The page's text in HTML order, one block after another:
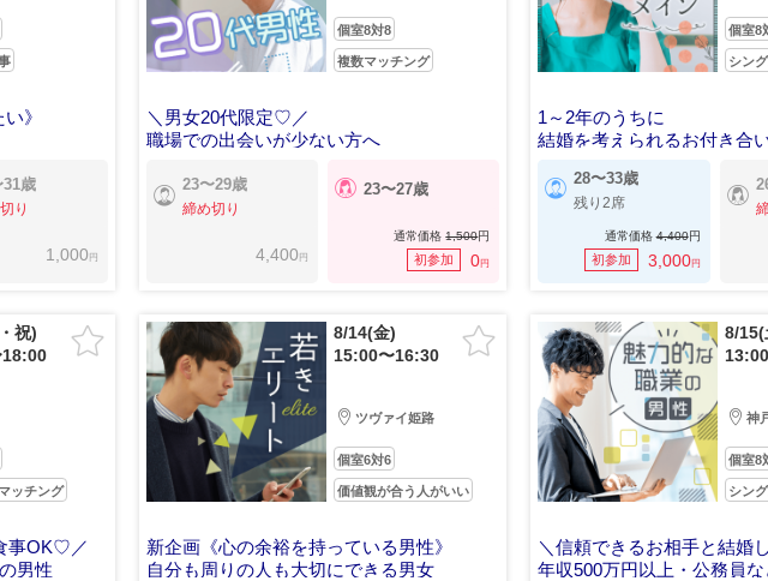
》
31歳
り
1,000 円
個室8対8
複数マッチング
＼男女20代限定♡／
職場での出会いが少ない方へ
23〜29歳
締め切り
4,400 円
23〜27歳
通常価格1,500円
初参加 0円
個室8
シン
1～2年のうちに
結婚を考えられるお付き合
28〜33歳
残り2席
通常価格4,400円
初参加 3,000円
祝)
ッチング
事OK♡／
男性
8/14(金)
15:00〜16:30
ツヴァイ姫路
個室6対6
価値観が合う人がいい
新企画《心の余裕を持っている男性》
自分も周りの人も大切にできる男女
8/15(
神
個室8
シン
＼信頼できるお相手と結婚
年収500万円以上・公務員